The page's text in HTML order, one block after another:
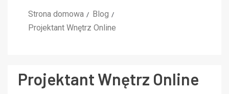
Strona domowa
Blog
Projektant Wnętrz Online
Projektant Wnętrz Online